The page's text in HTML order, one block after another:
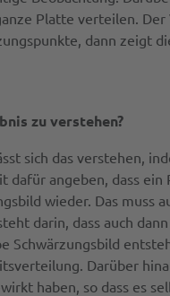
Platte verteilen.
dann zeigt
zu verstehen?
sich das verstehen,
dafür angeben, dass
wieder. Das muss
darin, dass auch
Schwärzungsbild
Darüber
haben, so dass es